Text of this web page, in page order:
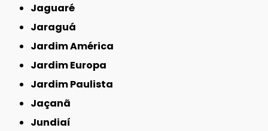
Jaguaré
Jaraguá
Jardim América
Jardim Europa
Jardim Paulista
Jaçanã
Jundiaí